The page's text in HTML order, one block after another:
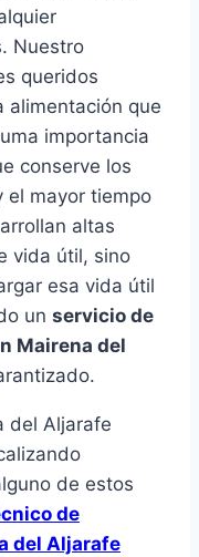
Nuestro
queridos
alimentación que
importancia
conserve los
el mayor tiempo
altas
vida útil, sino
esa vida útil
un servicio de
Mairena del
del Aljarafe
de estos
de
del Aljarafe